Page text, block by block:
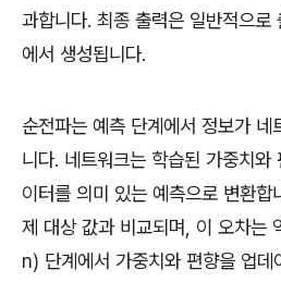
과합니다. 최종 출력은 일반적으
에서 생성됩니다.
순전파는 예측 단계에서 정보가 네
니다. 네트워크는 학습된 가중치와
이터를 의미 있는 예측으로 변환합
제 대상 값과 비교되며, 이 오차
n) 단계에서 가중치와 편향을 업데